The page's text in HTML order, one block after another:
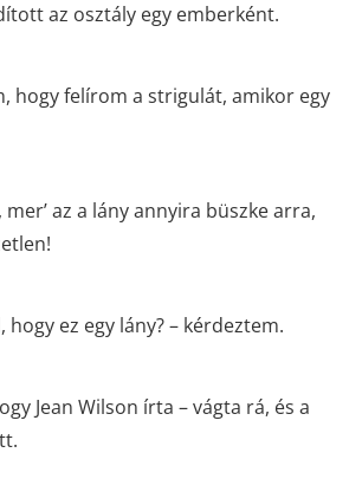
az osztály egy emberként.
hogy felírom a strigulát, amikor egy
mer’ az a lány annyira büszke arra,
ez egy lány? – kérdeztem.
Jean Wilson írta – vágta rá, és a